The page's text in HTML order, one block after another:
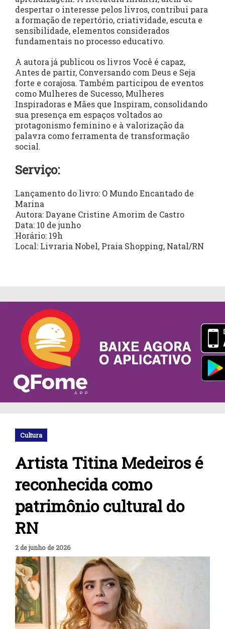
despertar o interesse pelos livros, contribui para
a formação de repertório, criatividade, escuta e
sensibilidade, elementos considerados
fundamentais no processo educativo.
A autora já publicou os livros Você é capaz,
Antes de partir, Conversando com Deus e Seja
forte e corajosa. Também participou de eventos
como Mulheres de Sucesso, Mulheres
Inspiradoras e Mães que Inspiram, consolidando
sua presença em espaços voltados ao
protagonismo feminino e à valorização da
palavra como ferramenta de transformação
social.
Serviço:
Lançamento do livro: O Mundo Encantado de
Marina
Autora: Dayane Cristine Amorim de Castro
Data: 10 de junho
Horário: 19h
Local: Livraria Nobel, Praia Shopping, Natal/RN
Cultura
Artista Titina Medeiros é
reconhecida como
patrimônio cultural do
RN
2 de junho de 2026